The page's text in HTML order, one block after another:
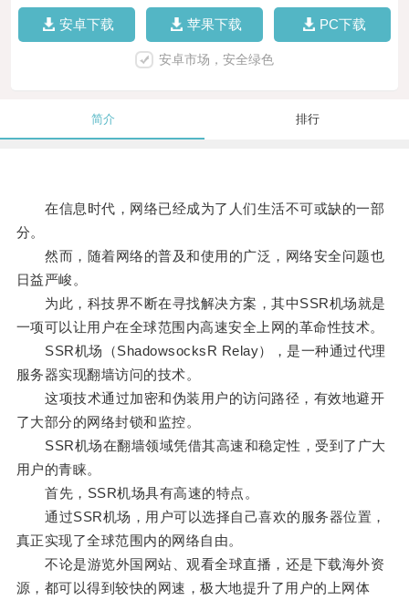
安卓下载 苹果下载 PC下载
安卓市场，安全绿色
简介 排行
在信息时代，网络已经成为了人们生活不可或缺的一部
分。
然而，随着网络的普及和使用的广泛，网络安全问题也
日益严峻。
为此，科技界不断在寻找解决方案，其中SSR机场就是
一项可以让用户在全球范围内高速安全上网的革命性技术。
SSR机场（ShadowsocksR Relay），是一种通过代理
服务器实现翻墙访问的技术。
这项技术通过加密和伪装用户的访问路径，有效地避开
了大部分的网络封锁和监控。
SSR机场在翻墙领域凭借其高速和稳定性，受到了广大
用户的青睐。
首先，SSR机场具有高速的特点。
通过SSR机场，用户可以选择自己喜欢的服务器位置，
真正实现了全球范围内的网络自由。
不论是游览外国网站、观看全球直播，还是下载海外资
源，都可以得到较快的网速，极大地提升了用户的上网体